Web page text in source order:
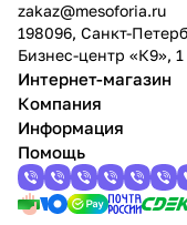
zakaz@mesoforia.ru
198096, Санкт-
Бизнес-центр «К9»,
Интернет-магазин
Компания
Информация
Помощь